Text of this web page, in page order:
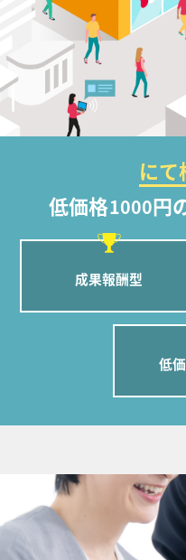
にて
低価格1000円
成果報酬型
低